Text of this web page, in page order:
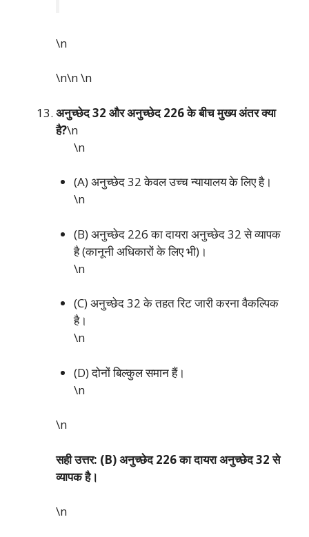
\n
\n\n\n
अनुच्छेद 32 और अनुच्छेद 226 के बीच मुख्य अंतर क्या
है?\n
\n
(A) अनुच्छेद 32 केवल उच्च न्यायालय के लिए है।
\n
(B) अनुच्छेद 226 का दायरा अनुच्छेद 32 से व्यापक
है (कानूनी अधिकारों के लिए भी)।
\n
(C) अनुच्छेद 32 के तहत रिट जारी करना वैकल्पिक
है।
\n
(D) दोनों बिल्कुल समान हैं।
\n
\n
सही उत्तर: (B) अनुच्छेद 226 का दायरा अनुच्छेद 32 से
व्यापक है।
\n